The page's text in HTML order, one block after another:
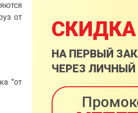
от
"от
СКИДКА
НА ПЕРВЫЙ
ЧЕРЕЗ ЛИЧНЫЙ